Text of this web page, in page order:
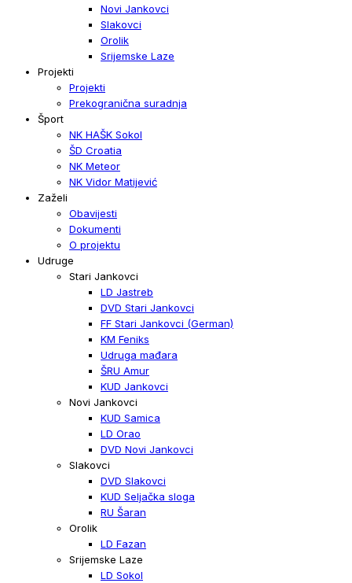
Novi Jankovci
Slakovci
Orolik
Srijemske Laze
Projekti
Projekti
Prekogranična suradnja
Šport
NK HAŠK Sokol
ŠD Croatia
NK Meteor
NK Vidor Matijević
Zaželi
Obavijesti
Dokumenti
O projektu
Udruge
Stari Jankovci
LD Jastreb
DVD Stari Jankovci
FF Stari Jankovci (German)
KM Feniks
Udruga mađara
ŠRU Amur
KUD Jankovci
Novi Jankovci
KUD Samica
LD Orao
DVD Novi Jankovci
Slakovci
DVD Slakovci
KUD Seljačka sloga
RU Šaran
Orolik
LD Fazan
Srijemske Laze
LD Sokol